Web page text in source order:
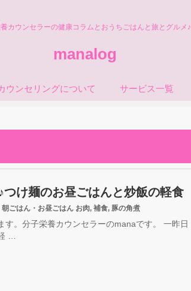
カウンセラーの健康コラムとおうちごはんと旅とグルメ♪
manalog
ウンセリングについて サービス一覧
つけ麺のお昼ごはんと炒飯の軽食
朝ごはん・お昼ごはん お肉, 補食, 豚の角煮
す。分子栄養カウンセラーのmanaです。 一昨日
…